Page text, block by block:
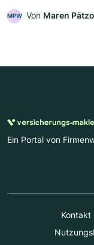
MPW Von Maren
Ein Portal von
Kontakt